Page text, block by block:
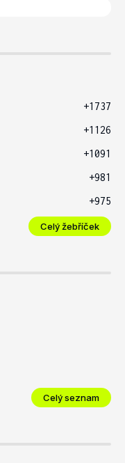
+1737
+1126
+1091
+981
+975
Celý žebříček
Celý seznam